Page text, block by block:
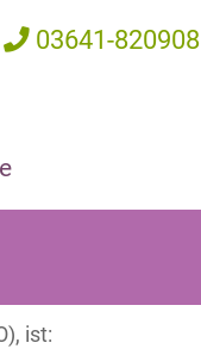
03641-820908
ist: